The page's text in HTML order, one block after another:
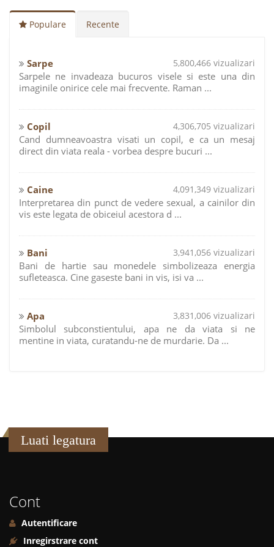
Populare Recente
Sarpe 5,800,466 vizualizari
Sarpele ne invadeaza bucuros visele si este una din
imaginile onirice cele mai frecvente. Raman ...
Copil 4,306,705 vizualizari
Cand dumneavoastra visati un copil, e ca un mesaj
direct din viata reala - vorbea despre bucuri ...
Caine 4,091,349 vizualizari
Interpretarea din punct de vedere sexual, a cainilor din
vis este legata de obiceiul acestora d ...
Bani 3,941,056 vizualizari
Bani de hartie sau monedele simbolizeaza energia
sufleteasca. Cine gaseste bani in vis, isi va ...
Apa 3,831,006 vizualizari
Simbolul subconstientului, apa ne da viata si ne
mentine in viata, curatandu-ne de murdarie. Da ...
Luati legatura
Cont
Autentificare
Inregirstrare cont